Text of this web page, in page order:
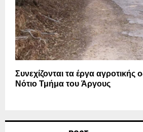
Συνεχίζονται τα έργα αγροτικής
Νότιο Τμήμα του Άργους